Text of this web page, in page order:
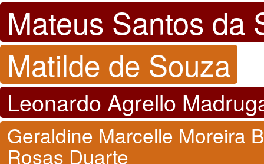
Mateus Santos da
Matilde de Souza
Leonardo Agrello
Geraldine Marcelle Moreira
Rosas Duarte